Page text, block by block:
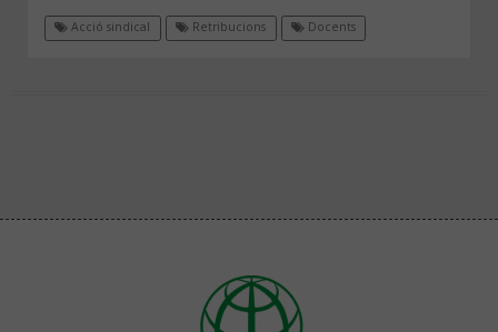
Acció sindical Retribucions Docents